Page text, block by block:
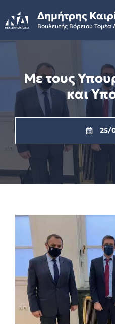
to
content
Δημήτρης
Βουλευτής Βόρειου Τομέα
Με τους
και
25/